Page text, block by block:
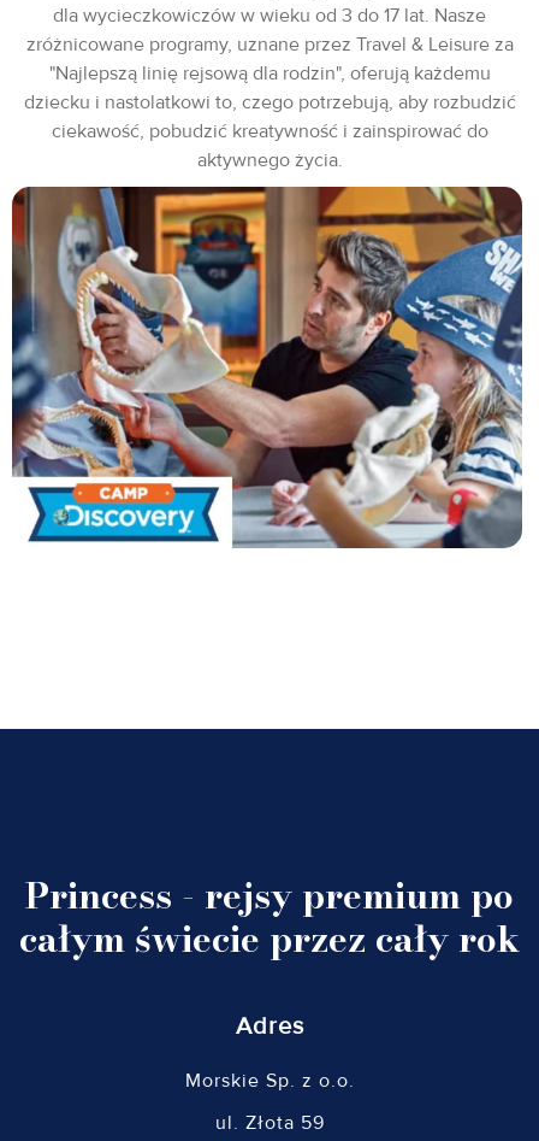
dla wycieczkowiczów w wieku od 3 do 17 lat. Nasze
zróżnicowane programy, uznane przez Travel & Leisure za
"Najlepszą linię rejsową dla rodzin", oferują każdemu
dziecku i nastolatkowi to, czego potrzebują, aby rozbudzić
ciekawość, pobudzić kreatywność i zainspirować do
aktywnego życia.
Princess - rejsy premium po
całym świecie przez cały rok
Adres
Morskie Sp. z o.o.
ul. Złota 59